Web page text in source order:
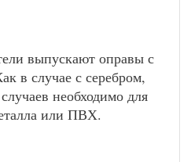
выпускают оправы с
в случае с серебром,
необходимо для
или ПВХ.